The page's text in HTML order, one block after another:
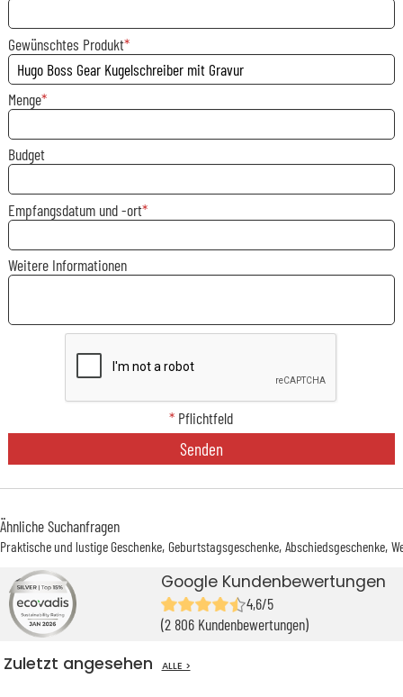
Gewünschtes Produkt
Menge
Budget
Empfangsdatum und -ort
Weitere Informationen
* Pflichtfeld
Senden
Ähnliche Suchanfragen
Praktische und lustige Geschenke Geburtstagsgeschenke Abschiedsgeschenke
Google Kundenbewertungen
4,6/5
(2 806 Kundenbewertungen)
Zuletzt angesehen ALLE >